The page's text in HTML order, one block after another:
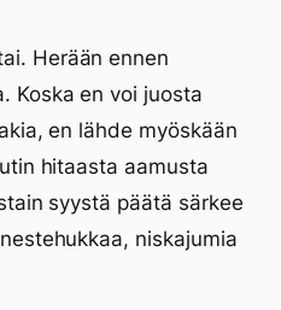
Herään ennen
Koska en voi juosta
en lähde myöskään
hitaasta aamusta
syystä päätä särkee
niskajumia